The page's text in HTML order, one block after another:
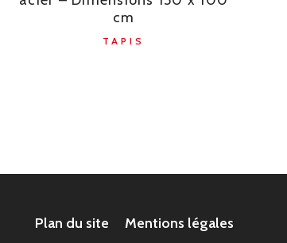
cm
TAPIS
Plan du site
Mentions légales